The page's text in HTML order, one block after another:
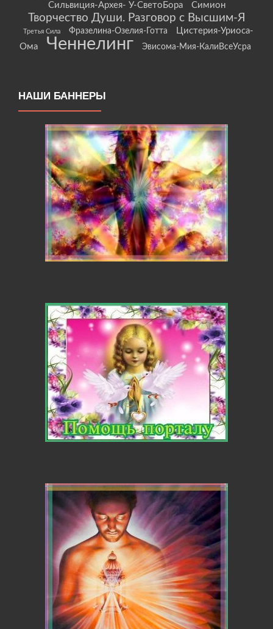
Сильвиция-Архея- У-СветоБора Симион
Творчество Души. Разговор с Высшим-Я
Третья Сила Фразелина-Озелия-Готта
Цистерия-Уриоса-
Ома
Ченнелинг Эвисома-Мия-КалиВсеУсра
НАШИ БАННЕРЫ